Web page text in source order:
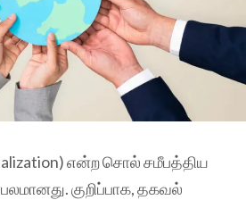
என்ற சொல் சமீபத்திய
குறிப்பாக, தகவல்